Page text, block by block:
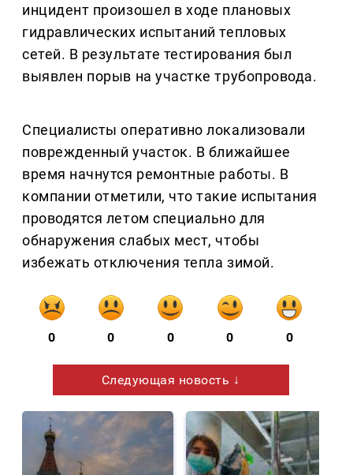
инцидент произошел в ходе плановых
гидравлических испытаний тепловых
сетей. В результате тестирования был
выявлен порыв на участке трубопровода.
Специалисты оперативно локализовали
поврежденный участок. В ближайшее
время начнутся ремонтные работы. В
компании отметили, что такие испытания
проводятся летом специально для
обнаружения слабых мест, чтобы
избежать отключения тепла зимой.
0 0 0 0 0
Следующая новость ↓